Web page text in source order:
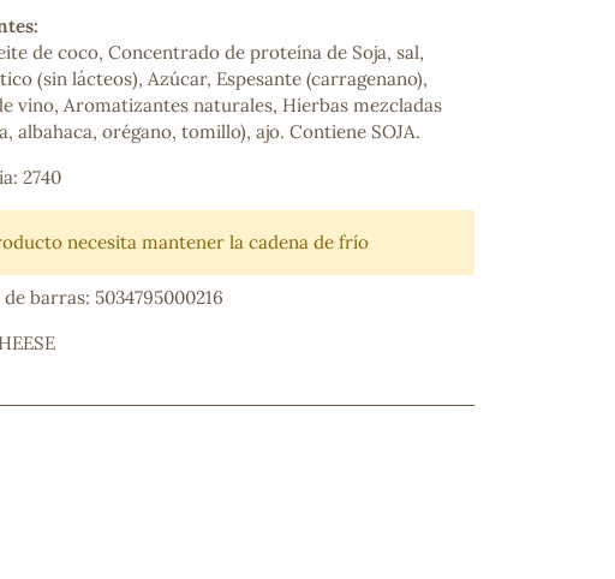
de coco, Concentrado de proteína de Soja, sal,
(sin lácteos), Azúcar, Espesante (carragenano),
vino, Aromatizantes naturales, Hierbas mezcladas
albahaca, orégano, tomillo), ajo. Contiene SOJA.
2740
necesita mantener la cadena de frío
barras: 5034795000216